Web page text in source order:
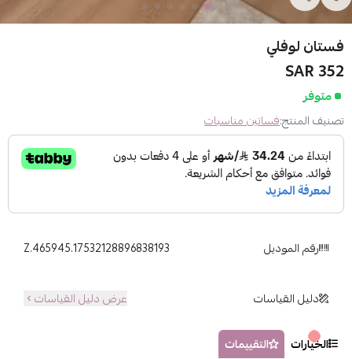
فستان لوفلي
352 SAR
متوفر
تصنيف المنتج:فساتين مناسبات
رقم الموديل Z.465945.17532128896838193
دليل القياسات عرض دليل القياسات
الخيارات
التقييمات